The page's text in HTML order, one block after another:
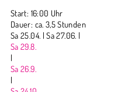
Start: 16:00 Uhr
Dauer: ca. 3,5 Stunden
Sa 25.04. | Sa 27.06. |
Sa 29.8.
|
Sa 26.9.
|